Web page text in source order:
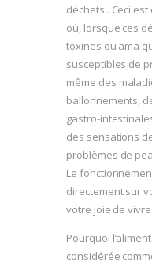
déchets . Ceci
où, lorsque ces
toxines ou ama
susceptibles de
même des
ballonnements,
gastro-
des sensations
problèmes de
Le
directement sur
votre joie de vivre
Pourquoi
considérée